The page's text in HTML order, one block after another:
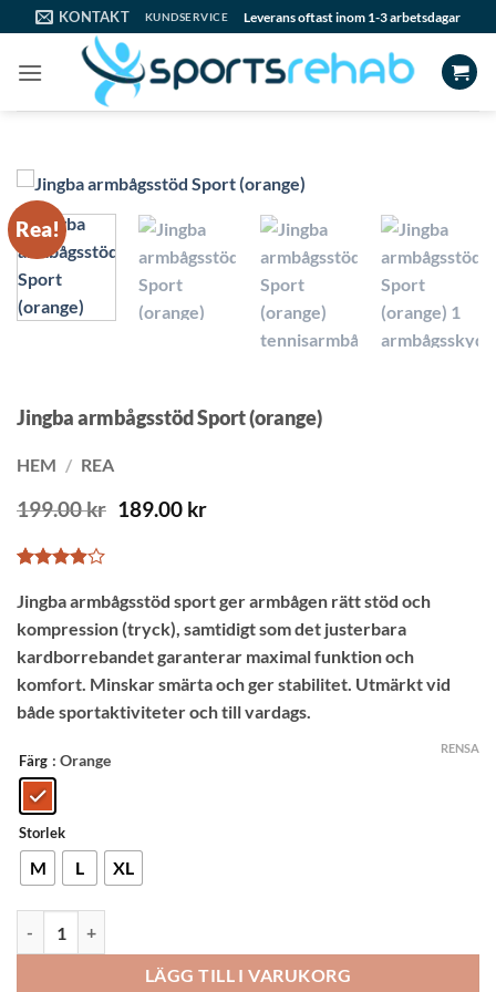
to
content
KONTAKT KUNDSERVICE Leverans oftast inom 1-3 arbetsdagar
Rea!
Jingba armbågsstöd Sport (orange)
HEM / REA
199.00kr Det
199.00 kr.
189.00 krDet
189.00 kr.
3.88av
5 baserat
på
kundrecensioner
Jingba armbågsstöd sport ger armbågen rätt stöd och
kompression (tryck), samtidigt som det justerbara
kardborrebandet garanterar maximal funktion och
komfort. Minskar smärta och ger stabilitet. Utmärkt vid
både sportaktiviteter och till vardags.
Färg : Orange
Storlek
M L XL
RENSA
LÄGG TILL I VARUKORG